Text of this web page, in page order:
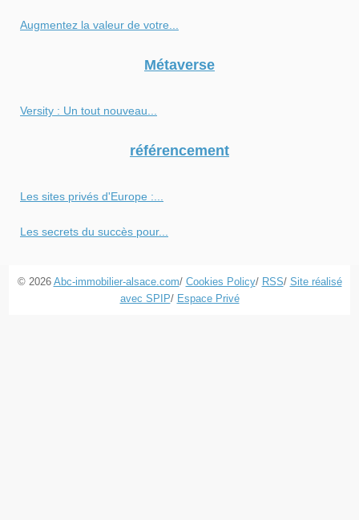
Augmentez la valeur de votre...
Métaverse
Versity : Un tout nouveau...
référencement
Les sites privés d'Europe :...
Les secrets du succès pour...
© 2026 Abc-immobilier-alsace.com/ Cookies Policy/ RSS/ Site réalisé
avec SPIP/ Espace Privé